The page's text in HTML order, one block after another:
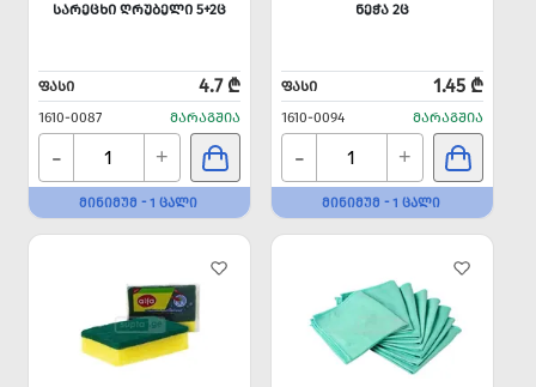
ᲡᲐᲠᲔᲪᲮᲘ ᲦᲠᲣᲑᲔᲚᲘ 5+2Ც
ᲤᲐᲡᲘ 4.7 ₾
1610-0087 ᲛᲐᲠᲐᲒᲨᲘᲐ
- +
ᲛᲘᲜᲘᲛᲣᲛ - 1 ᲪᲐᲚᲘ
ᲜᲔᲭᲐ 2Ც
ᲤᲐᲡᲘ 1.45 ₾
1610-0094 ᲛᲐᲠᲐᲒᲨᲘᲐ
- +
ᲛᲘᲜᲘᲛᲣᲛ - 1 ᲪᲐᲚᲘ